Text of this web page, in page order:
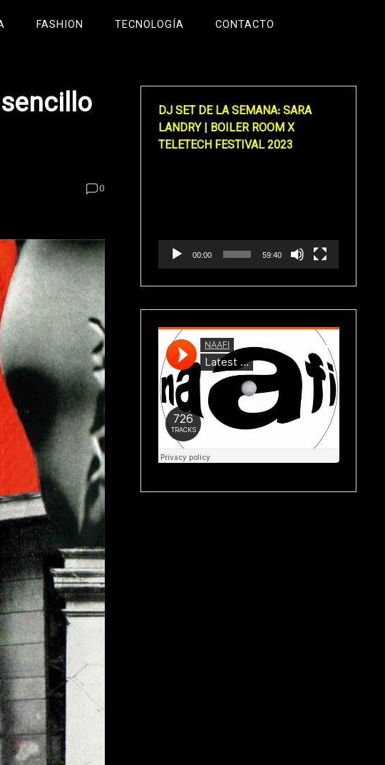
FASHION TECNOLOGÍA CONTACTO
0
DJ SET DE LA SEMANA: SARA
LANDRY | BOILER ROOM X
TELETECH FESTIVAL 2023
00:00 59:40